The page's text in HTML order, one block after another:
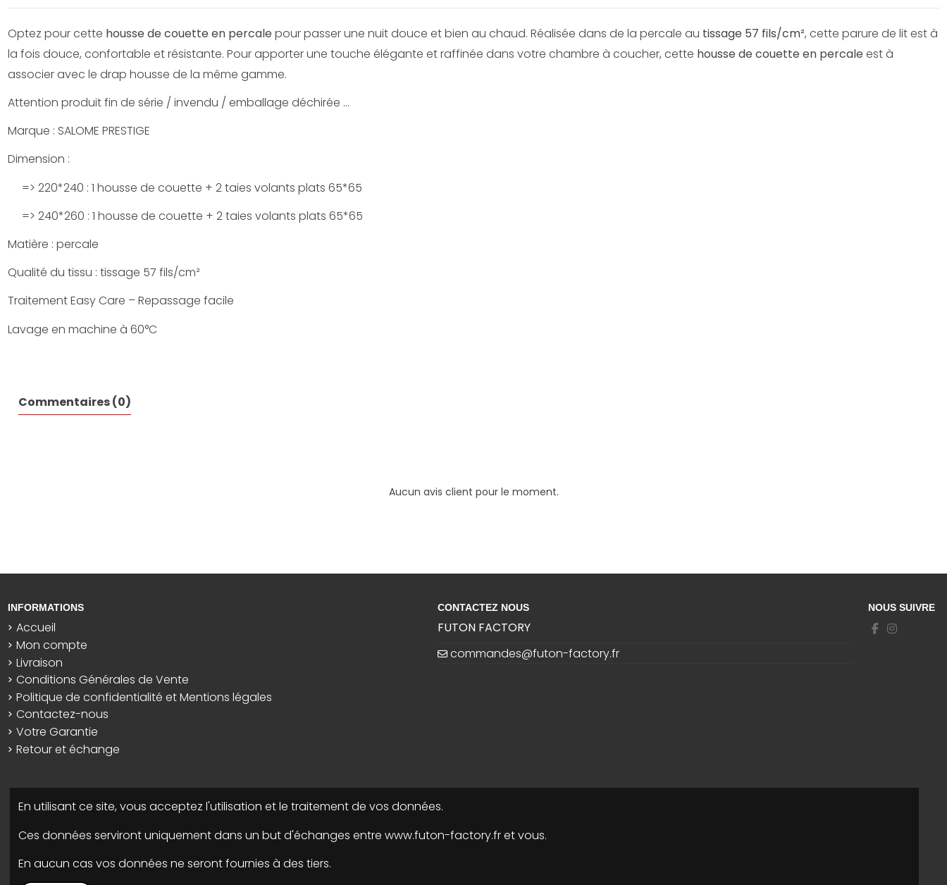
Optez pour cette housse de couette en percale pour passer une nuit douce et bien au chaud. Réalisée dans de la percale au tissage 57 fils/cm², cette parure de lit est à
la fois douce, confortable et résistante. Pour apporter une touche élégante et raffinée dans votre chambre à coucher, cette housse de couette en percale est à
associer avec le drap housse de la même gamme.
Attention produit fin de série / invendu / emballage déchirée ...
Marque : SALOME PRESTIGE
Dimension :
=> 220*240 : 1 housse de couette + 2 taies volants plats 65*65
=> 240*260 : 1 housse de couette + 2 taies volants plats 65*65
Matière : percale
Qualité du tissu : tissage 57 fils/cm²
Traitement Easy Care – Repassage facile
Lavage en machine à 60°C
Commentaires (0)
Aucun avis client pour le moment.
INFORMATIONS
Accueil
Mon compte
Livraison
Conditions Générales de Vente
Politique de confidentialité et Mentions légales
Contactez-nous
Votre Garantie
Retour et échange
CONTACTEZ NOUS
FUTON FACTORY
commandes@futon-factory.fr
NOUS SUIVRE
En utilisant ce site, vous acceptez l'utilisation et le traitement de vos données.
Ces données serviront uniquement dans un but d'échanges entre www.futon-factory.fr et vous.
En aucun cas vos données ne seront fournies à des tiers.